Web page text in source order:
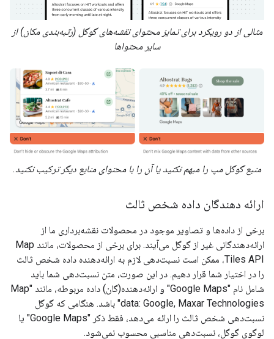
مثالی از دو رویکرد برای تمایز محتوای نقشه‌های گوگل (رتبه‌بندی مکان) از
سایر محتواها
منبع گوگل مپ را مبهم نکنید یا آن را با محتوای منابع دیگر ترکیب نکنید.
ارائه دهندگان داده شخص ثالث
برخی از داده‌ها و تصاویر موجود در محصولات نقشه‌برداری ما از
ارائه‌دهندگانی غیر از گوگل می‌آیند. برای برخی از محصولات، مانند Map
Tiles API، ممکن است نسبت‌دهی لازم به ارائه‌دهنده داده شخص ثالث
را در اختیار شما قرار دهیم. در این صورت، متن نسبت‌دهی شما باید
شامل نام "Google Maps" و ارائه‌دهنده(گان) داده مربوطه، مانند "Map
data: Google, Maxar Technologies" باشد. هنگامی که گوگل
نسبت‌دهی شخص ثالث را ارائه می‌دهد، فقط ذکر "Google Maps" یا
لوگوی گوگل، نسبت‌دهی مناسبی محسوب نمی‌شود.